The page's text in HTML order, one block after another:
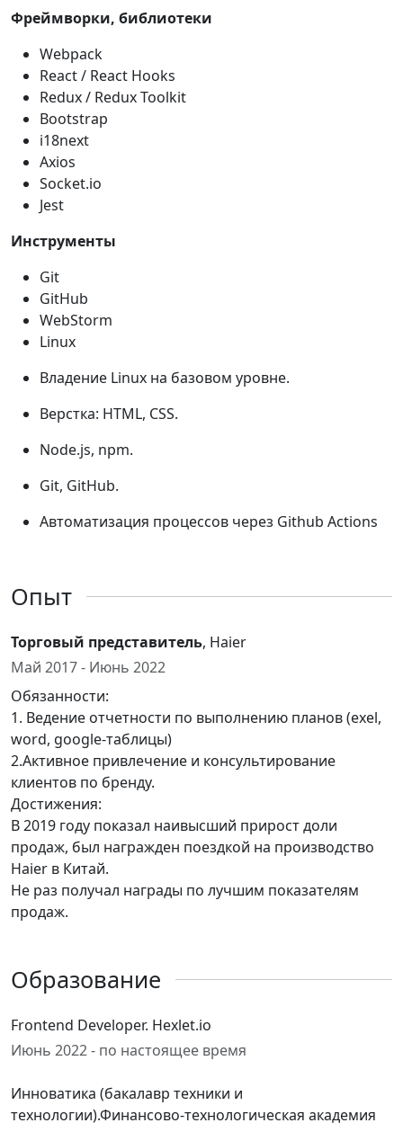
Фреймворки, библиотеки
Webpack
React / React Hooks
Redux / Redux Toolkit
Bootstrap
i18next
Axios
Socket.io
Jest
Инструменты
Git
GitHub
WebStorm
Linux
Владение Linux на базовом уровне.
Верстка: HTML, CSS.
Node.js, npm.
Git, GitHub.
Автоматизация процессов через Github Actions
Опыт
Торговый представитель, Haier
Май 2017 - Июнь 2022
Обязанности:
1. Ведение отчетности по выполнению планов (exel,
word, google-таблицы)
2.Активное привлечение и консультирование
клиентов по бренду.
Достижения:
В 2019 году показал наивысший прирост доли
продаж, был награжден поездкой на производство
Haier в Китай.
Не раз получал награды по лучшим показателям
продаж.
Образование
Frontend Developer. Hexlet.io
Июнь 2022 - по настоящее время
Инноватика (бакалавр техники и
технологии).Финансово-технологическая академия